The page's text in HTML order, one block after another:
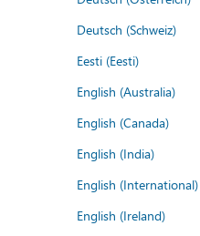
Deutsch (Schweiz)
Eesti (Eesti)
English (Australia)
English (Canada)
English (India)
English (International)
English (Ireland)